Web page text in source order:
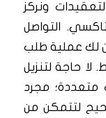
ونركز
التواصل
لك عملية طلب
حاجة لتنزيل
متعددة؛ مجرد
لتتمكن من